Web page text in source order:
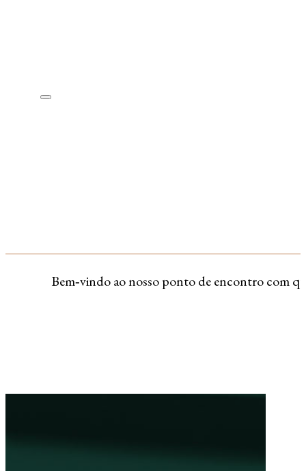
Bem‑vindo ao nosso ponto de encontro com